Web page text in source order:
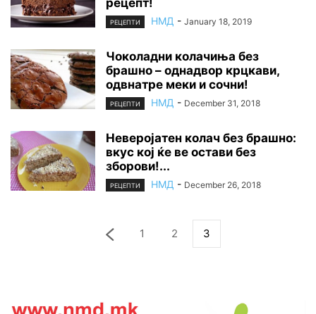
РЕЦЕПТИ НМД - January 18, 2019
Чоколадни колачиња без
брашно – однадвор крцкави,
одвнатре меки и сочни!
РЕЦЕПТИ НМД - December 31, 2018
Неверојатен колач без брашно:
вкус кој ќе ве остави без
зборови!...
РЕЦЕПТИ НМД - December 26, 2018
1 2 3